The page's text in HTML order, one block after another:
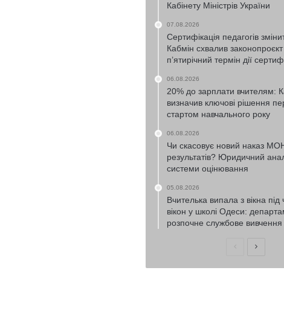
Кабінету Міністрів України
07.08.2026
Сертифікація педагогів
Кабмін схвалив
п’ятирічний термін дії
06.08.2026
20% до зарплати вчителям:
визначив ключові рішення
стартом навчального року
06.08.2026
Чи скасовує новий наказ
результатів? Юридичний
системи оцінювання
05.08.2026
Вчителька випала з вікна під
вікон у школі Одеси:
розпочне службове вивчення
Попередня